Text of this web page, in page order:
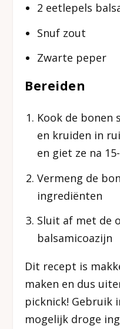
2 eetlepels
Snuf zout
Zwarte peper
Bereiden
Kook de bonen
en kruiden in
en giet ze na
Vermeng de
ingrediënten
Sluit af met de
balsamicoazijn
Dit recept is
maken en dus
picknick! Gebruik
mogelijk droge